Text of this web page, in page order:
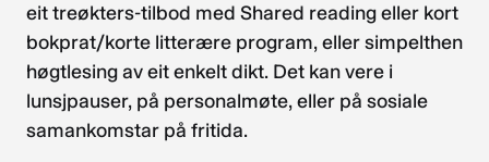
eit treøkters-tilbod med Shared reading eller kort
bokprat/korte litterære program, eller simpelthen
høgtlesing av eit enkelt dikt. Det kan vere i
lunsjpauser, på personalmøte, eller på sosiale
samankomstar på fritida.